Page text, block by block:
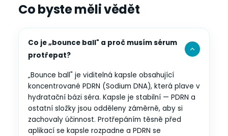
Co byste měli vědět
Co je „bounce ball" a proč musím sérum
protřepat?
„Bounce ball" je viditelná kapsle obsahující
koncentrované PDRN (Sodium DNA), která plave v
hydratační bázi séra. Kapsle je stabilní — PDRN a
ostatní složky jsou odděleny záměrně, aby si
zachovaly účinnost. Protřepáním těsně před
aplikací se kapsle rozpadne a PDRN se